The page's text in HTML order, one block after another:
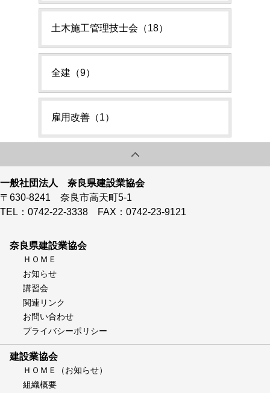
土木施工管理技士会（18）
全建（9）
雇用改善（1）
一般社団法人 奈良県建設業協会
〒630-8241 奈良市高天町5-1
TEL：0742-22-3338 FAX：0742-23-9121
奈良県建設業協会
ＨＯＭＥ
お知らせ
講習会
関連リンク
お問い合わせ
プライバシーポリシー
建設業協会
ＨＯＭＥ（お知らせ）
組織概要